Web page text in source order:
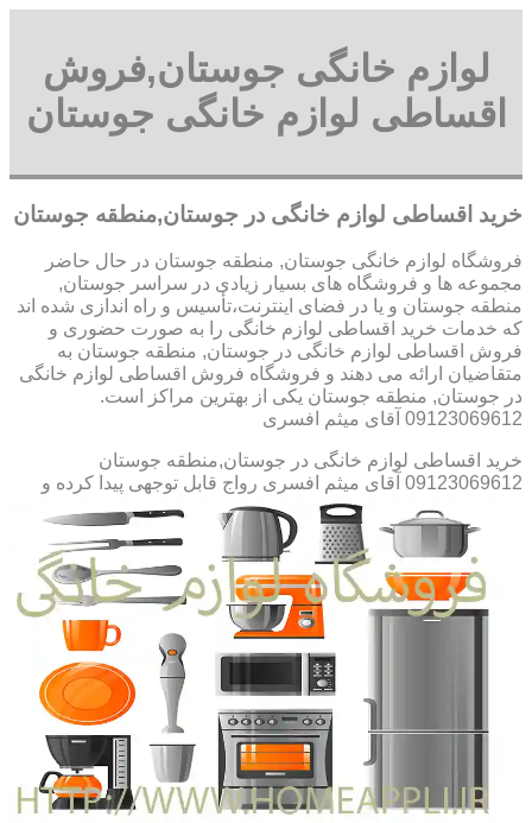
لوازم خانگی جوستان,فروش
اقساطی لوازم خانگی جوستان
خرید اقساطی لوازم خانگی در جوستان,منطقه جوستان
فروشگاه لوازم خانگی جوستان, منطقه جوستان در حال حاضر
مجموعه ها و فروشگاه های بسیار زیادی در سراسر جوستان,
منطقه جوستان و یا در فضای اینترنت،تأسیس و راه اندازی شده اند
که خدمات خرید اقساطی لوازم خانگی را به صورت حضوری و
فروش اقساطی لوازم خانگی در جوستان, منطقه جوستان به
متقاضیان ارائه می دهند و فروشگاه فروش اقساطی لوازم خانگی
در جوستان, منطقه جوستان یکی از بهترین مراکز است.
09123069612 آقای میثم افسری
خرید اقساطی لوازم خانگی در جوستان,منطقه جوستان
09123069612 آقای میثم افسری
رواج قابل توجهی پیدا کرده و